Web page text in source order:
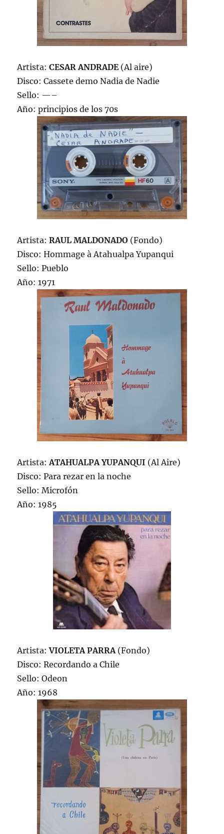
Artista:CESAR ANDRADE (Al aire)
Disco: Cassete demo Nadia de Nadie
Sello: —–
Año: principios de los 70s
Artista:RAUL MALDONADO (Fondo)
Disco: Hommage à Atahualpa Yupanqui
Sello: Pueblo
Año: 1971
Artista:ATAHUALPA YUPANQUI (Al Aire)
Disco: Para rezar en la noche
Sello: Microfón
Año: 1985
Artista:VIOLETA PARRA (Fondo)
Disco: Recordando a Chile
Sello: Odeon
Año: 1968